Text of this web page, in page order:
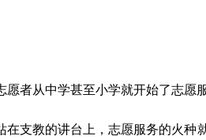
者从中学甚至小学就开始了志愿
在支教的讲台上，志愿服务的火